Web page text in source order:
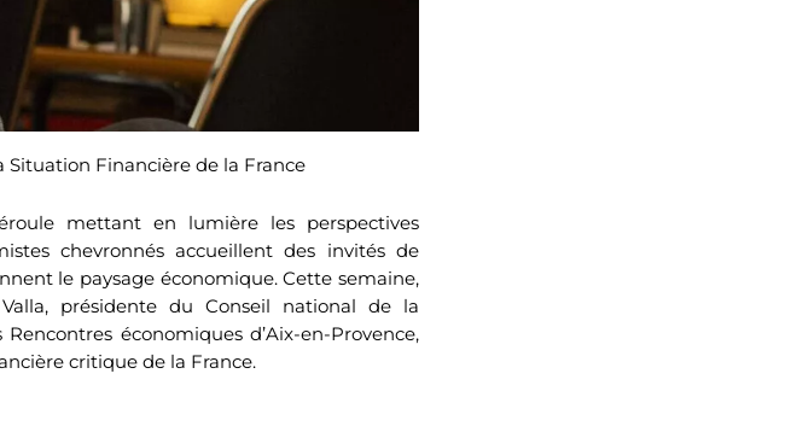
Financière de la France
mettant en lumière les perspectives
chevronnés accueillent des invités de
le paysage économique. Cette semaine,
présidente du Conseil national de la
économiques d’Aix-en-Provence,
critique de la France.